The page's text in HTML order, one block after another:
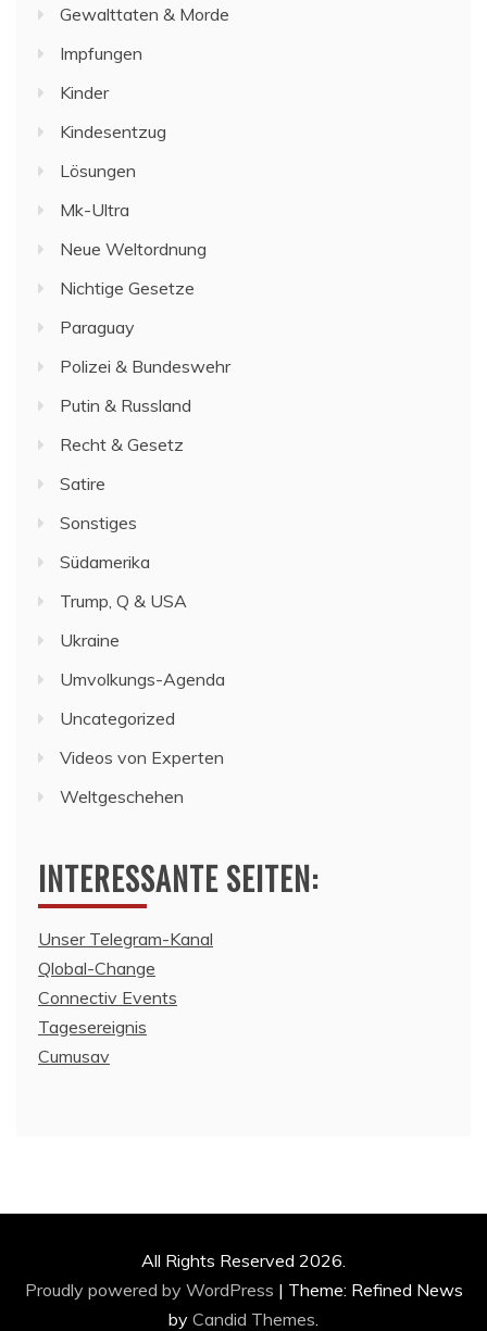
Gewalttaten & Morde
Impfungen
Kinder
Kindesentzug
Lösungen
Mk-Ultra
Neue Weltordnung
Nichtige Gesetze
Paraguay
Polizei & Bundeswehr
Putin & Russland
Recht & Gesetz
Satire
Sonstiges
Südamerika
Trump, Q & USA
Ukraine
Umvolkungs-Agenda
Uncategorized
Videos von Experten
Weltgeschehen
INTERESSANTE SEITEN:
Unser Telegram-Kanal
Qlobal-Change
Connectiv Events
Tagesereignis
Cumusav
All Rights Reserved 2026.
Proudly powered by WordPress | Theme: Refined News
by Candid Themes